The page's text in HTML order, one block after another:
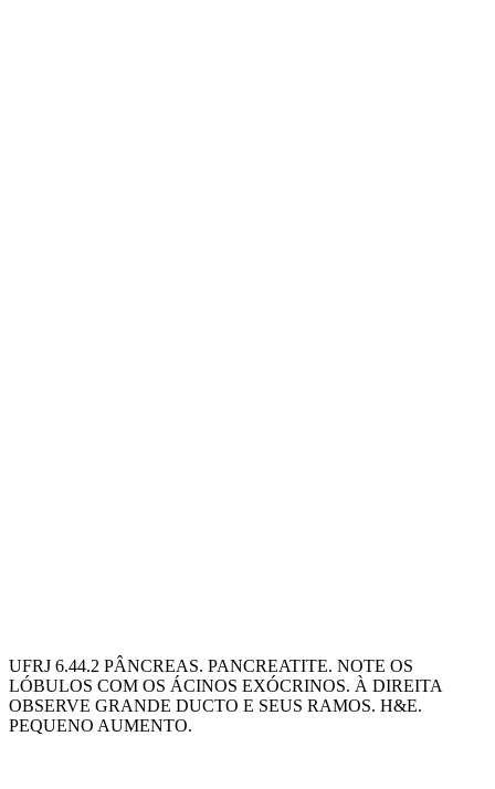
UFRJ 6.44.2 PÂNCREAS. PANCREATITE. NOTE OS
LÓBULOS COM OS ÁCINOS EXÓCRINOS. À DIREITA
OBSERVE GRANDE DUCTO E SEUS RAMOS. H&E.
PEQUENO AUMENTO.